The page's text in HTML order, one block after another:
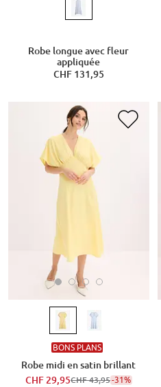
Robe longue avec fleur
appliquée
CHF 131,95
BONS PLANS
Robe midi en satin brillant
CHF 29,95CHF 43,95-31%